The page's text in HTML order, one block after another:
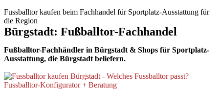
Fussballtor kaufen beim Fachhandel für Sportplatz-Ausstattung für
die Region
Bürgstadt: Fußballtor-Fachhandel
Fußballtor-Fachhändler in Bürgstadt & Shops für Sportplatz-
Ausstattung, die Bürgstadt beliefern.